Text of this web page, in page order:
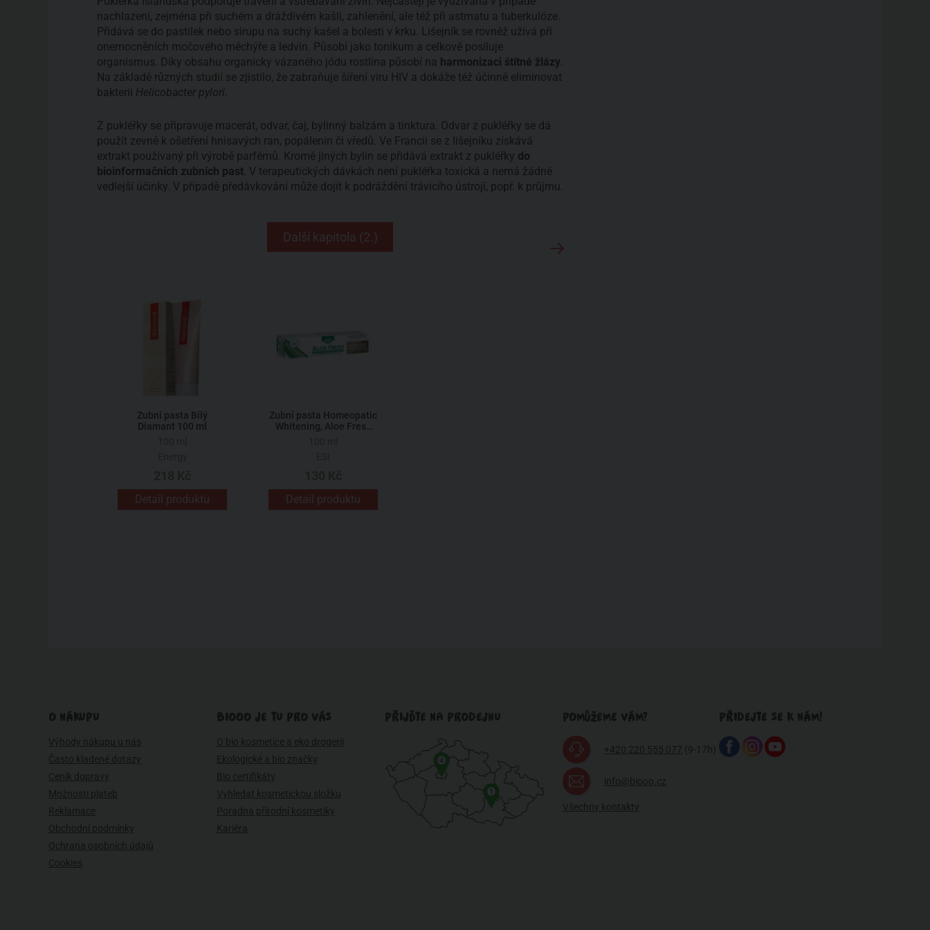
nachlazení, zejména při suchém a dráždivém kašli, zahlenění, ale též při astmatu a tuberkulóze.
Přidává se do pastilek nebo sirupu na suchý kašel a bolesti v krku. Lišejník se rovněž užívá při
onemocněních močového měchýře a ledvin. Působí jako tonikum a celkově posiluje
organismus. Díky obsahu organicky vázaného jódu rostlina působí na harmonizaci štítné žlázy
Na základě různých studií se zjistilo, že zabraňuje šíření viru HIV a dokáže též účinně eliminovat
bakterii
Helicobacter pylori.
Z pukléřky se připravuje macerát, odvar, čaj, bylinný balzám a tinktura. Odvar z pukléřky se dá
použít zevně k ošetření hnisavých ran, popálenin či vředů. Ve Francii se z lišejníku získává
extrakt používaný při výrobě parfémů. Kromě jiných bylin se přidává extrakt z pukléřky do
bioinformačních zubních past . V terapeutických dávkách není pukléřka toxická a nemá žádné
vedlejší účinky. V případě předávkování může dojít k podráždění trávicího ústrojí, popř. k průjmu.
Další kapitola (2.)
Zubní pasta Bílý
Diamant 100 ml
Detail produktu
Zubní pasta Homeopatic
Whitening, Aloe Fresh
Detail produktu
O NÁKUPU
Výhody nákupu u nás
Často kladené dotazy
Ceník dopravy
Možnosti plateb
Reklamace
Obchodní podmínky
Ochrana osobních údajů
Cookies
BIOOO JE TU PRO VÁS
O bio kosmetice a eko drogerii
Ekologické a bio značky
Bio certifikáty
Vyhledat kosmetickou složku
Poradna přírodní kosmetiky
Kariéra
PŘIJĎTE NA PRODEJNU
1
4
POMŮŽEME VÁM?
+420 220 555 077 (9-17h)
info@biooo.cz
Všechny kontakty
PŘIDEJTE SE K NÁM!